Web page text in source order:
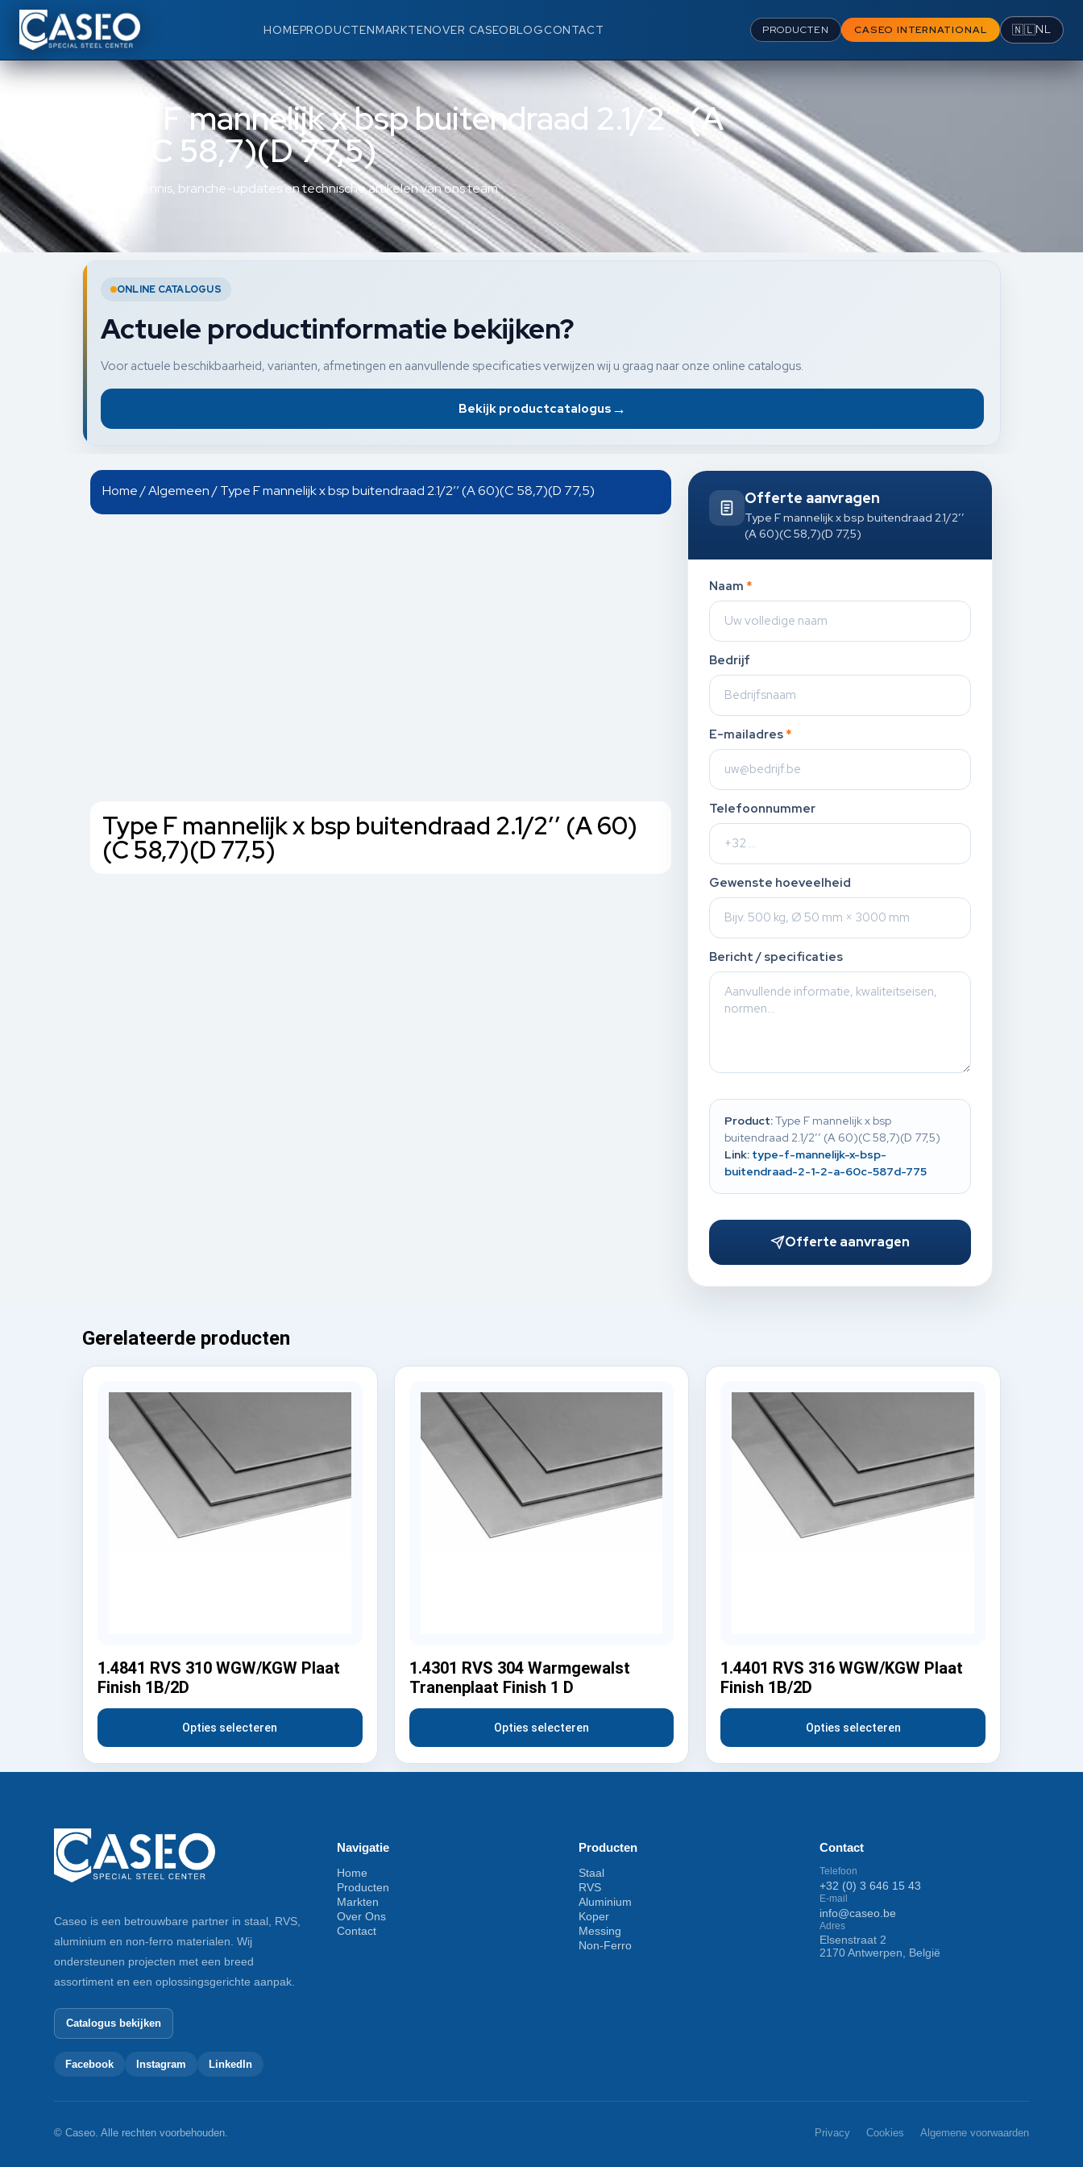
HOMEPRODUCTENMARKTENOVER CASEOBLOGCONTACT PRODUCTEN CASEO INTERNATIONAL 🇳🇱NL
Type F mannelijk x bsp buitendraad 2.1/2’’ (A
60)(C 58,7)(D 77,5)
Materiaalkennis, branche-updates en technische artikelen van ons team.
ONLINE CATALOGUS
Actuele productinformatie bekijken?
Voor actuele beschikbaarheid, varianten, afmetingen en aanvullende specificaties verwijzen wij u graag naar onze online catalogus.
Bekijk productcatalogus →
Home/Algemeen/ Type F mannelijk x bsp buitendraad 2.1/2’’ (A 60)(C 58,7)(D 77,5)
Type F mannelijk x bsp buitendraad 2.1/2’’ (A 60)
(C 58,7)(D 77,5)
Offerte aanvragen
Type F mannelijk x bsp buitendraad 2.1/2’’
(A 60)(C 58,7)(D 77,5)
Naam *
Bedrijf
E-mailadres *
Telefoonnummer
Gewenste hoeveelheid
Bericht / specificaties
Product:Type F mannelijk x bsp
buitendraad 2.1/2’’ (A 60)(C 58,7)(D 77,5)
Link: type-f-mannelijk-x-bsp-
buitendraad-2-1-2-a-60c-587d-775
Offerte aanvragen
Gerelateerde producten
1.4841 RVS 310 WGW/KGW Plaat
Finish 1B/2D
Opties selecteren
1.4301 RVS 304 Warmgewalst
Tranenplaat Finish 1 D
Opties selecteren
1.4401 RVS 316 WGW/KGW Plaat
Finish 1B/2D
Opties selecteren
Caseo is een betrouwbare partner in staal, RVS,
aluminium en non-ferro materialen. Wij
ondersteunen projecten met een breed
assortiment en een oplossingsgerichte aanpak.
Catalogus bekijken
Facebook Instagram LinkedIn
Navigatie
Home
Producten
Markten
Over Ons
Contact
Producten
Staal
RVS
Aluminium
Koper
Messing
Non-Ferro
Contact
Telefoon
+32 (0) 3 646 15 43
E-mail
info@caseo.be
Adres
Elsenstraat 2
2170 Antwerpen, België
© Caseo. Alle rechten voorbehouden. Privacy Cookies Algemene voorwaarden